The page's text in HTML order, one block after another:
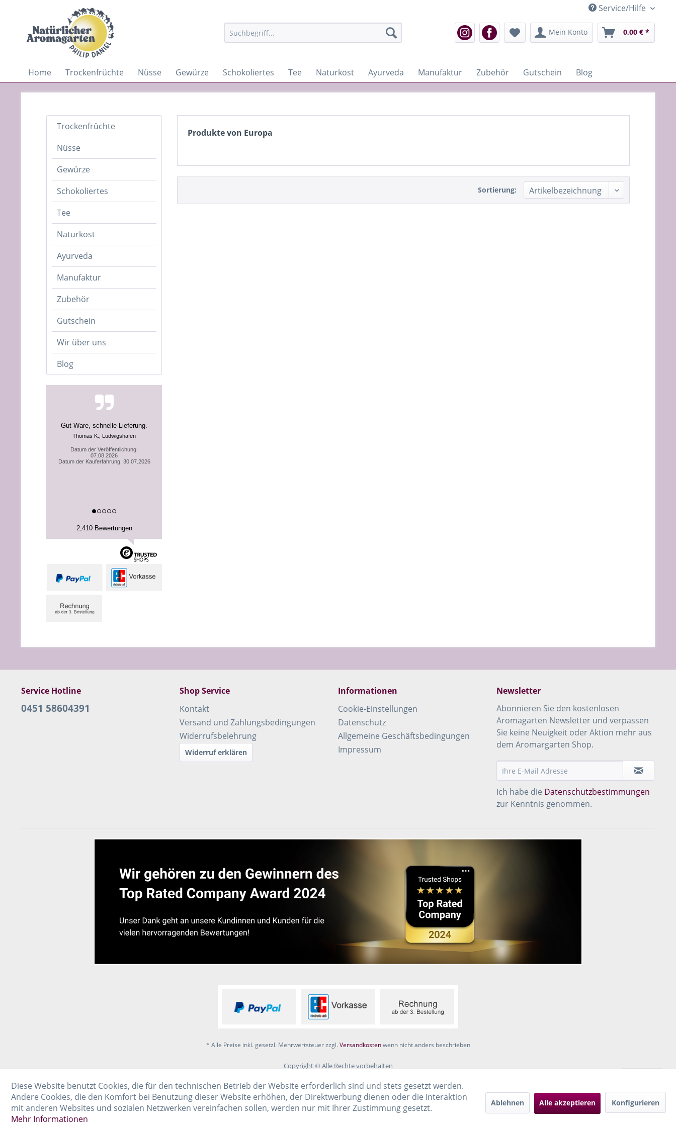
Service/Hilfe
Mein Konto 0,00 € *
Home Trockenfrüchte Nüsse Gewürze Schokoliertes Tee Naturkost Ayurveda Manufaktur Zubehör Gutschein Blog
Trockenfrüchte
Nüsse
Gewürze
Schokoliertes
Tee
Naturkost
Ayurveda
Manufaktur
Zubehör
Gutschein
Wir über uns
Blog
Gut Ware, schnelle Lieferung.
Thomas K., Ludwigshafen
Datum der Veröffentlichung:
07.08.2026
Datum der Kauferfahrung: 30.07.2026
2,410 Bewertungen
Produkte von Europa
Sortierung:
Service Hotline
0451 58604391
Shop Service
Kontakt
Versand und Zahlungsbedingungen
Widerrufsbelehrung
Widerruf erklären
Informationen
Cookie-Einstellungen
Datenschutz
Allgemeine Geschäftsbedingungen
Impressum
Newsletter
Abonnieren Sie den kostenlosen
Aromagarten Newsletter und verpassen
Sie keine Neuigkeit oder Aktion mehr aus
dem Aromargarten Shop.
Ich habe die Datenschutzbestimmungen
zur Kenntnis genommen.
* Alle Preise inkl. gesetzl. Mehrwertsteuer zzgl.Versandkostenwenn nicht anders beschrieben
Copyright © Alle Rechte vorbehalten
Diese Website benutzt Cookies, die für den technischen Betrieb der Website erforderlich sind und stets gesetzt werden.
Andere Cookies, die den Komfort bei Benutzung dieser Website erhöhen, der Direktwerbung dienen oder die Interaktion
mit anderen Websites und sozialen Netzwerken vereinfachen sollen, werden nur mit Ihrer Zustimmung gesetzt.
Mehr Informationen
Ablehnen Alle akzeptieren Konfigurieren